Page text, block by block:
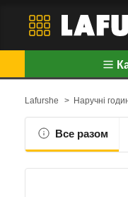
Lafurshe > Наручні
Все разом